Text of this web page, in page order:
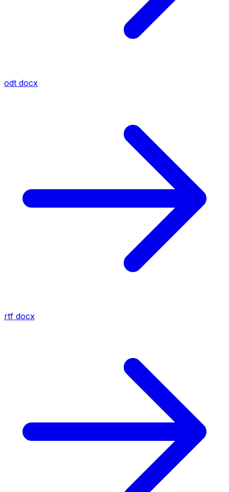
odt docx
rtf docx